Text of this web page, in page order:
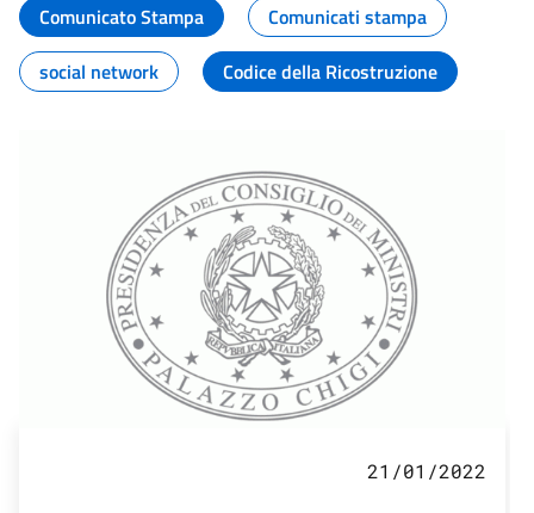
Comunicato Stampa
Comunicati stampa
social network
Codice della Ricostruzione
21/01/2022